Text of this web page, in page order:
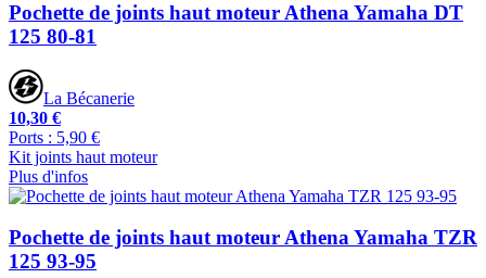
Pochette de joints haut moteur Athena Yamaha DT
125 80-81
La Bécanerie
10,30 €
Ports : 5,90 €
Kit joints haut moteur
Plus d'infos
Pochette de joints haut moteur Athena Yamaha TZR
125 93-95